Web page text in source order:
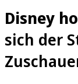
Disney
sich der